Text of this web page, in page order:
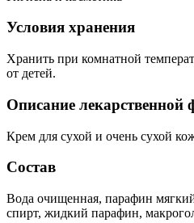
Условия хранения
Хранить при комнатной
от детей.
Описание
Крем для сухой и очень сухой
Состав
Вода очищенная, парафин
спирт, жидкий парафин,